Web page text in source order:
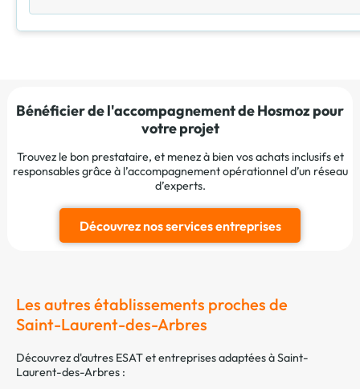
Bénéficier de l'accompagnement de Hosmoz pour
votre projet
Trouvez le bon prestataire, et menez à bien vos achats inclusifs et
responsables grâce à l’accompagnement opérationnel d’un réseau
d’experts.
Découvrez nos services entreprises
Les autres établissements proches de
Saint-Laurent-des-Arbres
Découvrez d'autres ESAT et entreprises adaptées à Saint-
Laurent-des-Arbres :